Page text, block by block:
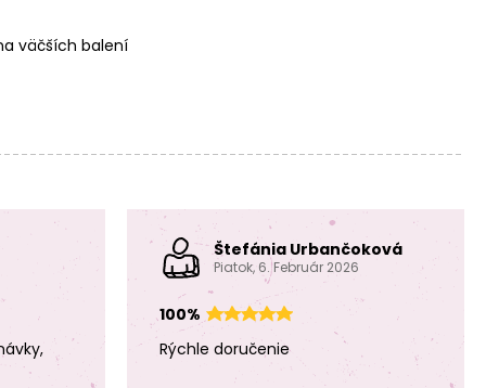
väčších balení
Štefánia Urbančoková
Piatok, 6. Február 2026
100%
Rýchle doručenie